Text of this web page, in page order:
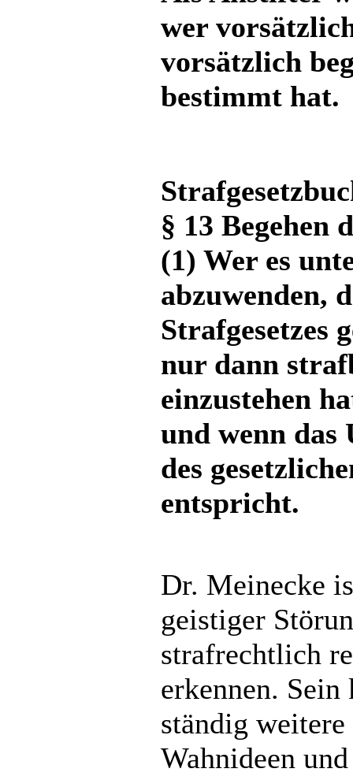
wer
vorsätzlich
bestimmt hat.
§ 13 Begehen
(1) Wer es
abzuwenden,
Strafgesetzes
nur dann
einzustehen
und wenn das
des
entspricht.
Dr. Meinecke
geistiger
strafrechtlich
erkennen.
ständig
Wahnideen